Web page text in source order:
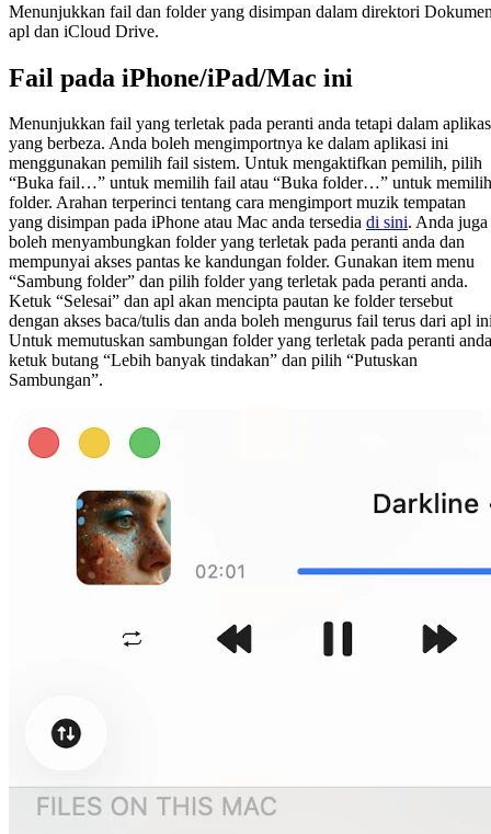
Menunjukkan fail dan folder yang disimpan dalam direktori
apl dan iCloud Drive.
Fail pada iPhone/iPad/Mac ini
Menunjukkan fail yang terletak pada peranti anda tetapi dalam
yang berbeza. Anda boleh mengimportnya ke dalam aplikasi ini
menggunakan pemilih fail sistem. Untuk mengaktifkan pemilih, pilih
“Buka fail…” untuk memilih fail atau “Buka folder…” untuk memilih
folder. Arahan terperinci tentang cara mengimport muzik tempatan
yang disimpan pada iPhone atau Mac anda tersedia di sini. Anda juga
boleh menyambungkan folder yang terletak pada peranti anda dan
mempunyai akses pantas ke kandungan folder. Gunakan item menu
“Sambung folder” dan pilih folder yang terletak pada peranti anda.
Ketuk “Selesai” dan apl akan mencipta pautan ke folder tersebut
dengan akses baca/tulis dan anda boleh mengurus fail terus dari apl
Untuk memutuskan sambungan folder yang terletak pada peranti
ketuk butang “Lebih banyak tindakan” dan pilih “Putuskan
Sambungan”.